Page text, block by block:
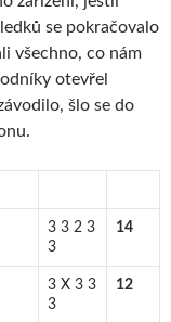
se pokračovalo
všechno, co nám
otevřel
šlo se do
3 3 2 3
3
14
3 X 3 3
3
12